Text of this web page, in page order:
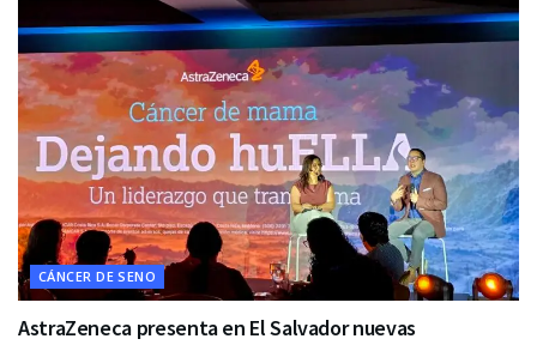
CÁNCER DE SENO
AstraZeneca presenta en El Salvador nuevas